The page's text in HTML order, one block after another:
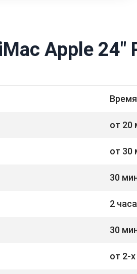
Apple 24"
от 20
от 30
30
2 часа
30
от 2-